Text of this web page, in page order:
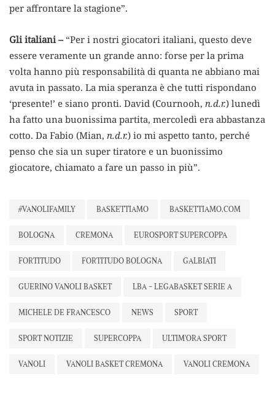
per affrontare la stagione”.
Gli italiani – “Per i nostri giocatori italiani, questo deve
essere veramente un grande anno: forse per la prima
volta hanno più responsabilità di quanta ne abbiano mai
avuta in passato. La mia speranza è che tutti rispondano
‘presente!’ e siano pronti. David (Cournooh, n.d.r.) lunedì
ha fatto una buonissima partita, mercoledì era abbastanza
cotto. Da Fabio (Mian, n.d.r.) io mi aspetto tanto, perché
penso che sia un super tiratore e un buonissimo
giocatore, chiamato a fare un passo in più”.
#VANOLIFAMILY BASKETTIAMO BASKETTIAMO.COM
BOLOGNA CREMONA EUROSPORT SUPERCOPPA
FORTITUDO FORTITUDO BOLOGNA GALBIATI
GUERINO VANOLI BASKET LBA - LEGABASKET SERIE A
MICHELE DE FRANCESCO NEWS SPORT
SPORT NOTIZIE SUPERCOPPA ULTIM'ORA SPORT
VANOLI VANOLI BASKET CREMONA VANOLI CREMONA